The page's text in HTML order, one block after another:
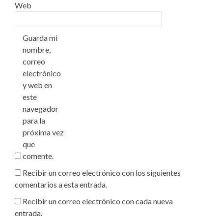
Web
Guarda mi
nombre,
correo
electrónico
y web en
este
navegador
para la
próxima vez
que
comente.
Recibir un correo electrónico con los siguientes
comentarios a esta entrada.
Recibir un correo electrónico con cada nueva
entrada.